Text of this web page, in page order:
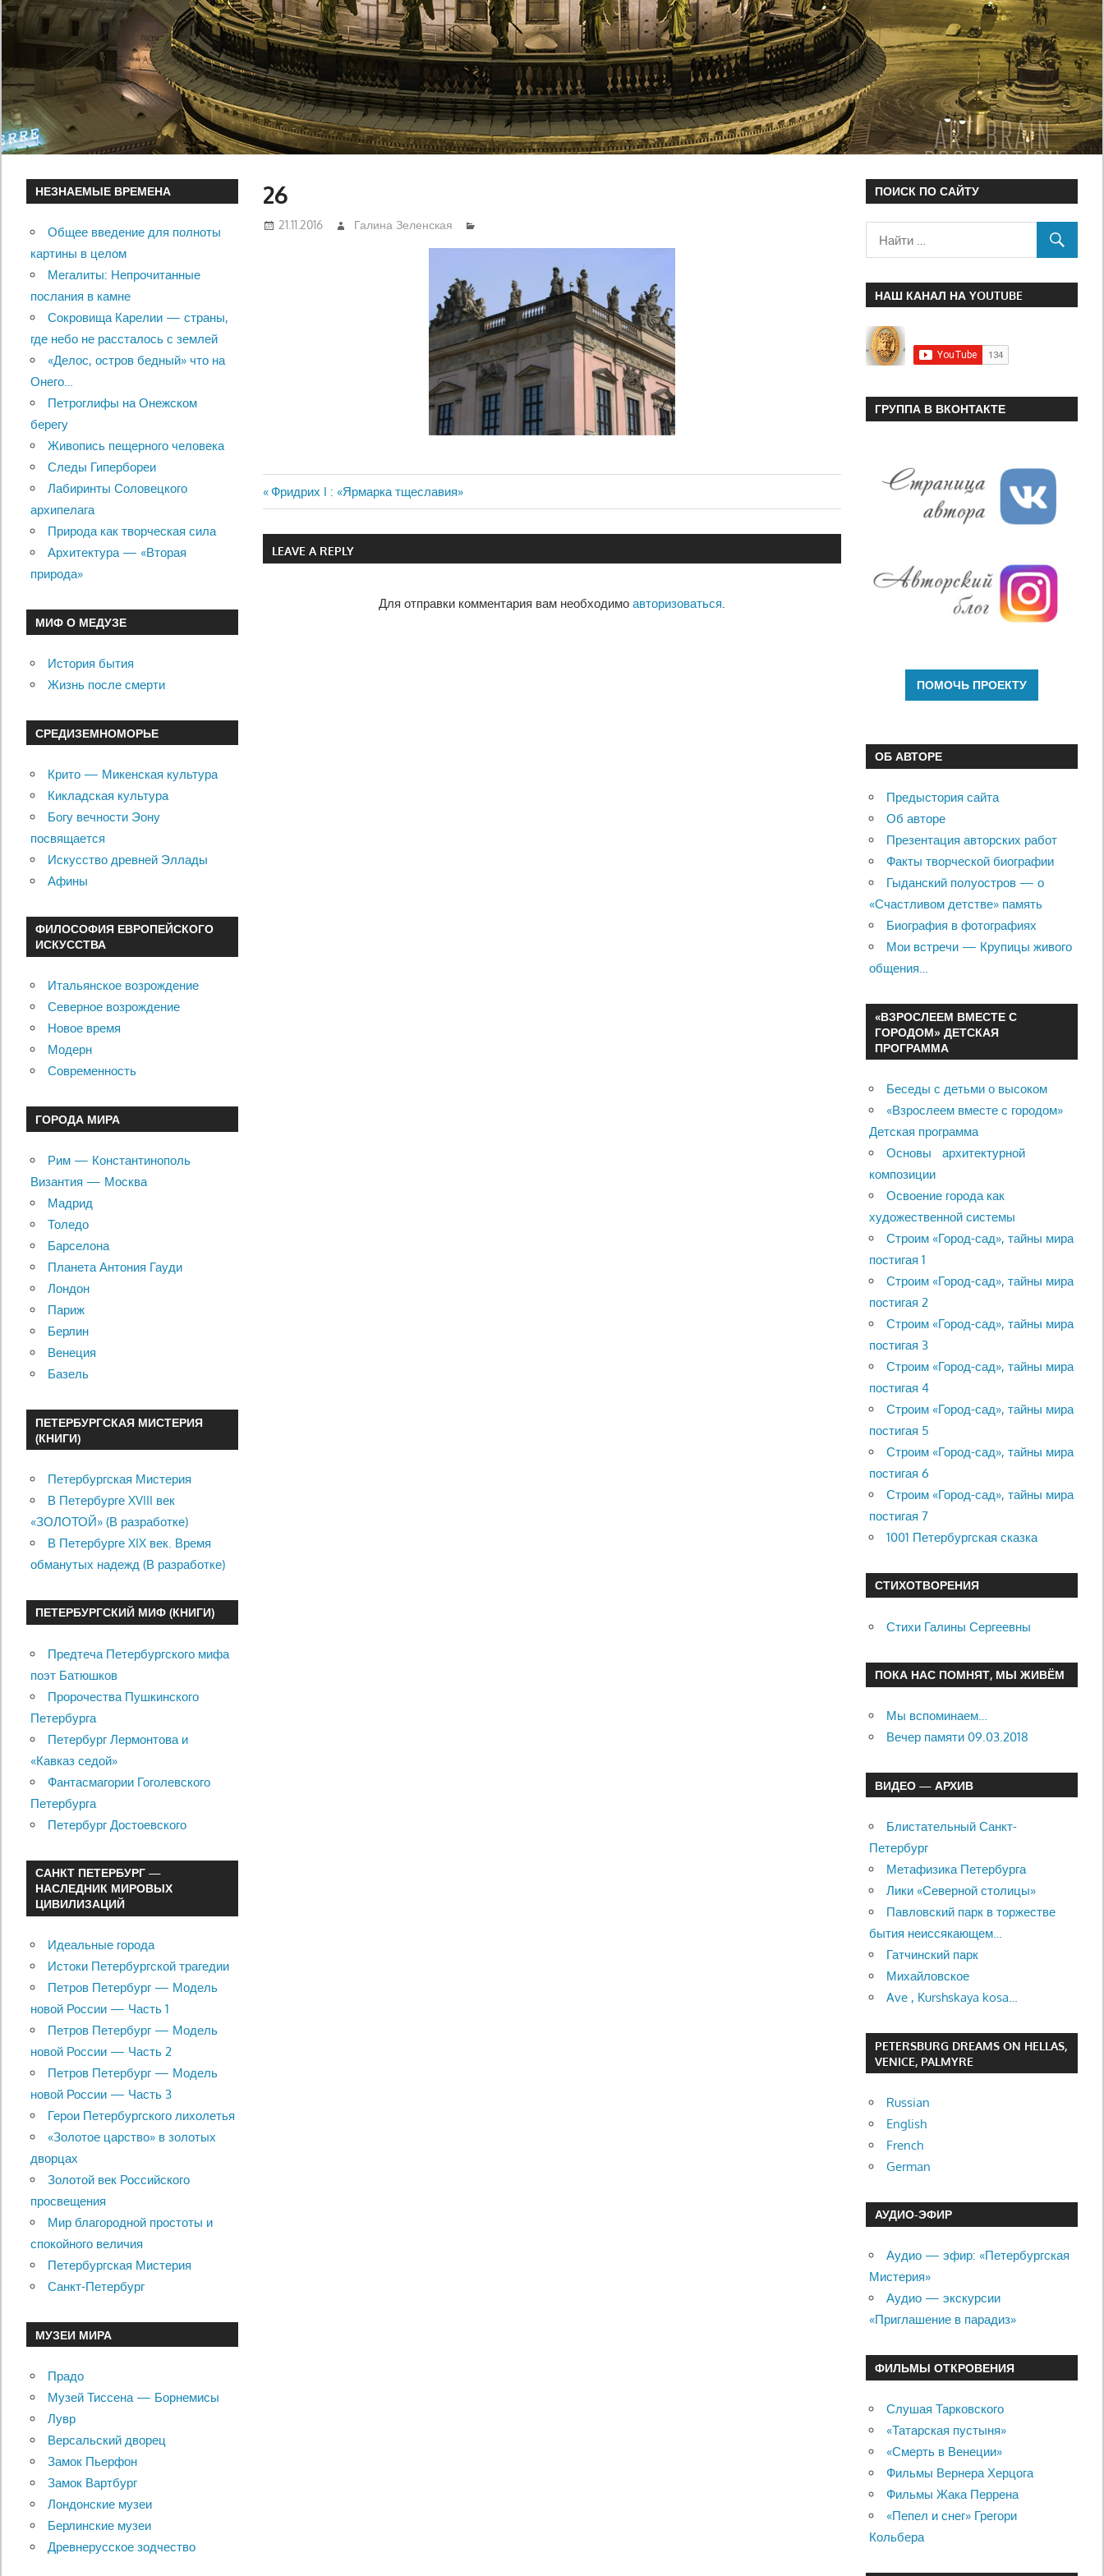
26
21.11.2016 Галина Зеленская
Навигация
по
Previous
Post:
Фридрих I : «Ярмарка тщеславия»
LEAVE A REPLY
Для отправки комментария вам необходимо авторизоваться.
НЕЗНАЕМЫЕ ВРЕМЕНА
Общее введение для полноты
картины в целом
Мегалиты: Непрочитанные
послания в камне
Сокровища Карелии — страны,
где небо не рассталось с землей
«Делос, остров бедный» что на
Онего…
Петроглифы на Онежском
берегу
Живопись пещерного человека
Следы Гипербореи
Лабиринты Соловецкого
архипелага
Природа как творческая сила
Архитектура — «Вторая
природа»
МИФ О МЕДУЗЕ
История бытия
Жизнь после смерти
СРЕДИЗЕМНОМОРЬЕ
Крито — Микенская культура
Кикладская культура
Богу вечности Эону
посвящается
Искусство древней Эллады
Афины
ФИЛОСОФИЯ ЕВРОПЕЙСКОГО
ИСКУССТВА
Итальянское возрождение
Северное возрождение
Новое время
Модерн
Современность
ГОРОДА МИРА
Рим — Константинополь
Византия — Москва
Мадрид
Толедо
Барселона
Планета Антония Гауди
Лондон
Париж
Берлин
Венеция
Базель
ПЕТЕРБУРГСКАЯ МИСТЕРИЯ
(КНИГИ)
Петербургская Мистерия
В Петербурге XVIII век
«ЗОЛОТОЙ» (В разработке)
В Петербурге XIX век. Время
обманутых надежд (В разработке)
ПЕТЕРБУРГСКИЙ МИФ (КНИГИ)
Предтеча Петербургского мифа
поэт Батюшков
Пророчества Пушкинского
Петербурга
Петербург Лермонтова и
«Кавказ седой»
Фантасмагории Гоголевского
Петербурга
Петербург Достоевского
САНКТ ПЕТЕРБУРГ —
НАСЛЕДНИК МИРОВЫХ
ЦИВИЛИЗАЦИЙ
Идеальные города
Истоки Петербургской трагедии
Петров Петербург — Модель
новой России — Часть 1
Петров Петербург — Модель
новой России — Часть 2
Петров Петербург — Модель
новой России — Часть 3
Герои Петербургского лихолетья
«Золотое царство» в золотых
дворцах
Золотой век Российского
просвещения
Мир благородной простоты и
спокойного величия
Петербургская Мистерия
Санкт-Петербург
МУЗЕИ МИРА
Прадо
Музей Тиссена — Борнемисы
Лувр
Версальский дворец
Замок Пьерфон
Замок Вартбург
Лондонские музеи
Берлинские музеи
Древнерусское зодчество
ПОИСК ПО САЙТУ
НАШ КАНАЛ НА YOUTUBE
ГРУППА В ВКОНТАКТЕ
ОБ АВТОРЕ
Предыстория сайта
Об авторе
Презентация авторских работ
Факты творческой биографии
Гыданский полуостров — о
«Счастливом детстве» память
Биография в фотографиях
Мои встречи — Крупицы живого
общения…
«ВЗРОСЛЕЕМ ВМЕСТЕ С
ГОРОДОМ» ДЕТСКАЯ
ПРОГРАММА
Беседы с детьми о высоком
«Взрослеем вместе с городом»
Детская программа
Основы архитектурной
композиции
Освоение города как
художественной системы
Строим «Город-сад», тайны мира
постигая 1
Строим «Город-сад», тайны мира
постигая 2
Строим «Город-сад», тайны мира
постигая 3
Строим «Город-сад», тайны мира
постигая 4
Строим «Город-сад», тайны мира
постигая 5
Строим «Город-сад», тайны мира
постигая 6
Строим «Город-сад», тайны мира
постигая 7
1001 Петербургская сказка
СТИХОТВОРЕНИЯ
Стихи Галины Сергеевны
ПОКА НАС ПОМНЯТ, МЫ ЖИВЁМ
Мы вспоминаем…
Вечер памяти 09.03.2018
ВИДЕО — АРХИВ
Блистательный Санкт-
Петербург
Метафизика Петербурга
Лики «Северной столицы»
Павловский парк в торжестве
бытия неиссякающем…
Гатчинский парк
Михайловское
Ave , Kurshskaya kosa…
PETERSBURG DREAMS ON HELLAS,
VENICE, PALMYRE
Russian
English
French
German
АУДИО-ЭФИР
Аудио — эфир: «Петербургская
Мистерия»
Аудио — экскурсии
«Приглашение в парадиз»
ФИЛЬМЫ ОТКРОВЕНИЯ
Слушая Тарковского
«Татарская пустыня»
«Смерть в Венеции»
Фильмы Вернера Херцога
Фильмы Жака Перрена
«Пепел и снег» Грегори
Кольбера